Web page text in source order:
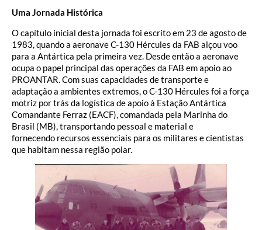
Uma Jornada Histórica
O capítulo inicial desta jornada foi escrito em 23 de agosto de
1983, quando a aeronave C-130 Hércules da FAB alçou voo
para a Antártica pela primeira vez. Desde então a aeronave
ocupa o papel principal das operações da FAB em apoio ao
PROANTAR. Com suas capacidades de transporte e
adaptação a ambientes extremos, o C-130 Hércules foi a força
motriz por trás da logística de apoio à Estação Antártica
Comandante Ferraz (EACF), comandada pela Marinha do
Brasil (MB), transportando pessoal e material e
fornecendo recursos essenciais para os militares e cientistas
que habitam nessa região polar.